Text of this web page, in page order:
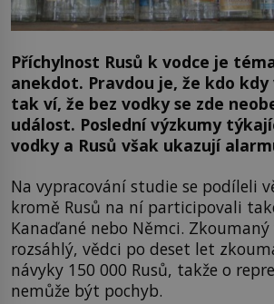
Příchylnost Rusů k vodce je
anekdot. Pravdou je, že kdo kdy
tak ví, že bez vodky se zde
událost. Poslední výzkumy
vodky a Rusů však ukazují
Na vypracování studie se podíleli
kromě Rusů na ní participovali
Kanaďané nebo Němci.
rozsáhlý, vědci po deset let
návyky 150 000 Rusů, takže o
nemůže být pochyb.